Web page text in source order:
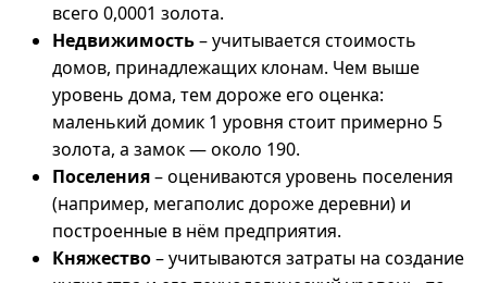
всего 0,0001 золота.
Недвижимость– учитывается стоимость
домов, принадлежащих клонам. Чем выше
уровень дома, тем дороже его оценка:
маленький домик 1 уровня стоит примерно 5
золота, а замок — около 190.
Поселения– оцениваются уровень поселения
(например, мегаполис дороже деревни) и
построенные в нём предприятия.
Княжество– учитываются затраты на создание